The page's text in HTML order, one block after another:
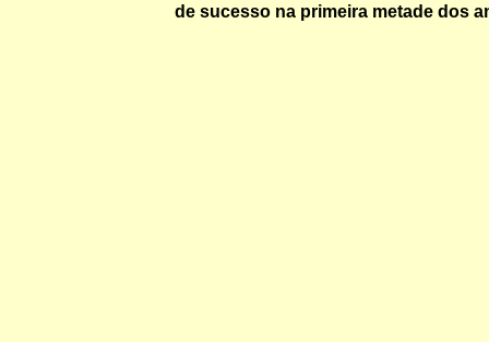
de sucesso na primeira metade dos